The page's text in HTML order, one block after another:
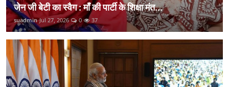
जेन जी बेटी का स्वैग : माँ की पार्टी के शिक्षा मंत...
suadmin Jul 27, 2026 0 37